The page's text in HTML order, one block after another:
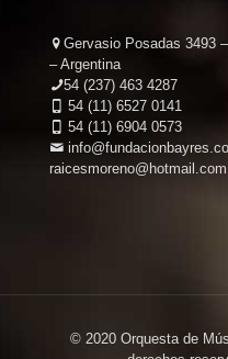
Gervasio Posadas 3493
– Argentina
54 (237) 463 4287
54 (11) 6527 0141
54 (11) 6904 0573
raicesmoreno@hotmail.com
© 2020 Orquesta de